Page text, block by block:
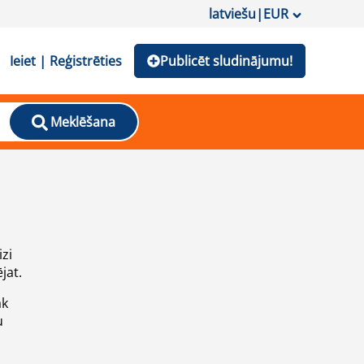
latviešu|EUR
Ieiet | Reģistrēties Publicēt sludinājumu!
Meklēšana